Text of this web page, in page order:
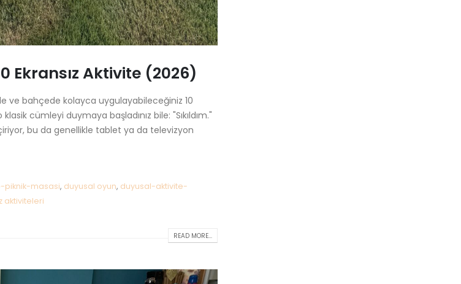
Ekransız Aktivite (2026)
ve bahçede kolayca uygulayabileceğiniz 10
cümleyi duymaya başladınız bile: "Sıkıldım."
bu da genellikle tablet ya da televizyon
masasi, duyusal oyun, duyusal-aktivite-
aktiviteleri
READ MORE...